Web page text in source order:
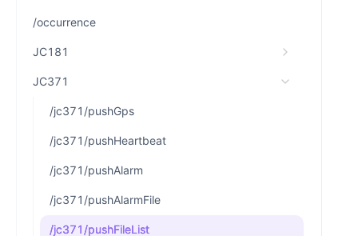
/occurrence
JC181
JC371
/jc371/pushGps
/jc371/pushHeartbeat
/jc371/pushAlarm
/jc371/pushAlarmFile
/jc371/pushFileList